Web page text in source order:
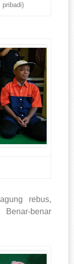
pribadi)
rebus,
benar